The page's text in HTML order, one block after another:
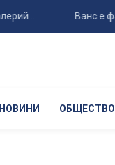
Ванс е
НОВИНИ ОБЩЕСТВО